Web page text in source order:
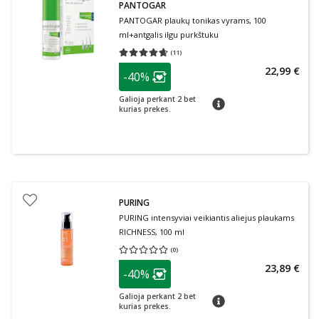
PANTOGAR
PANTOGAR plaukų tonikas vyrams, 100
ml+antgalis ilgu purkštuku
(11)
Vidutinis įvertinimas 4.64
patarimas
Lojalumo klubo narių nuolaida
-40%
Galioja perkant 2 bet
kurias prekes.
patarimas
22,99 €
PURING
PURING intensyviai veikiantis aliejus plaukams
RICHNESS, 100 ml
(0)
Vidutinis įvertinimas 0.00
patarimas
Lojalumo klubo narių nuolaida
-40%
Galioja perkant 2 bet
kurias prekes.
patarimas
23,89 €